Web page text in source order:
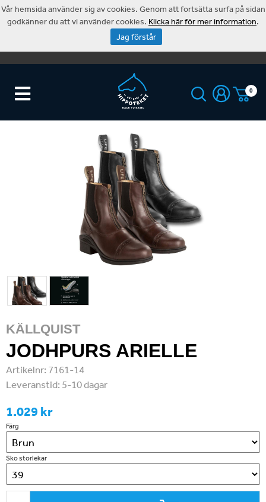
0
KÄLLQUIST
JODHPURS ARIELLE
Artikelnr: 7161-14
Leveranstid: 5-10 dagar
1.029 kr
Färg
Sko storlekar
Vår hemsida använder sig av cookies. Genom att fortsätta surfa på sidan
godkänner du att vi använder cookies. Klicka här för mer information.
Jag förstår